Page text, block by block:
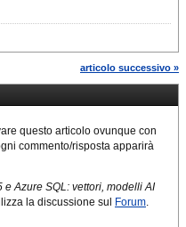
articolo successivo »
questo articolo ovunque con
commento/risposta apparirà
e Azure SQL: vettori, modelli AI
la discussione sul Forum.